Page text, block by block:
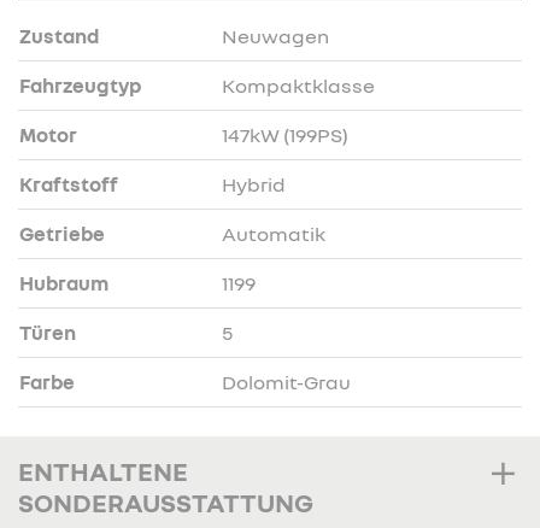
Zustand Neuwagen
Fahrzeugtyp Kompaktklasse
Motor 147kW (199PS)
Kraftstoff Hybrid
Getriebe Automatik
Hubraum 1199
Türen 5
Farbe Dolomit-Grau
ENTHALTENE
SONDERAUSSTATTUNG